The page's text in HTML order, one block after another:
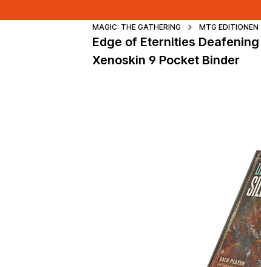
MAGIC: THE GATHERING MTG EDITIONEN
Edge of Eternities
Xenoskin 9 Pocket Binder